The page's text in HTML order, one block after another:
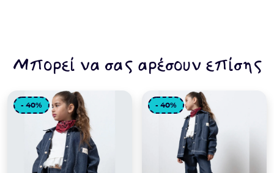
Μπορεί να σας αρέσουν επίσης
- 40% - 40%